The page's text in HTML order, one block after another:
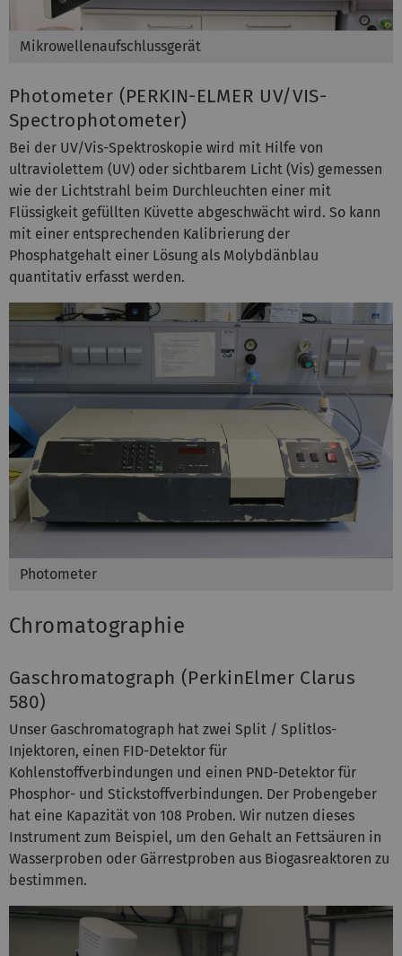
Mikrowellenaufschlussgerät
Photometer (PERKIN-ELMER UV/VIS-
Spectrophotometer)
Bei der UV/Vis-Spektroskopie wird mit Hilfe von
ultraviolettem (UV) oder sichtbarem Licht (Vis) gemessen
wie der Lichtstrahl beim Durchleuchten einer mit
Flüssigkeit gefüllten Küvette abgeschwächt wird. So kann
mit einer entsprechenden Kalibrierung der
Phosphatgehalt einer Lösung als Molybdänblau
quantitativ erfasst werden.
Photometer
Chromatographie
Gaschromatograph (PerkinElmer Clarus
580)
Unser Gaschromatograph hat zwei Split / Splitlos-
Injektoren, einen FID-Detektor für
Kohlenstoffverbindungen und einen PND-Detektor für
Phosphor- und Stickstoffverbindungen. Der Probengeber
hat eine Kapazität von 108 Proben. Wir nutzen dieses
Instrument zum Beispiel, um den Gehalt an Fettsäuren in
Wasserproben oder Gärrestproben aus Biogasreaktoren zu
bestimmen.